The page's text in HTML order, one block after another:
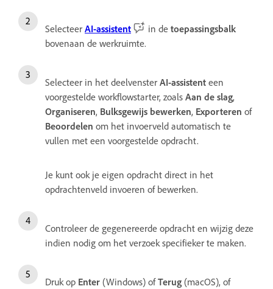
Selecteer AI-assistent in de toepassingsbalk
bovenaan de werkruimte.
Selecteer in het deelvenster AI-assistent een
voorgestelde workflowstarter, zoals Aan de slag,
Organiseren, Bulksgewijs bewerken, Exporteren of
Beoordelen om het invoerveld automatisch te
vullen met een voorgestelde opdracht.
Je kunt ook je eigen opdracht direct in het
opdrachtenveld invoeren of bewerken.
Controleer de gegenereerde opdracht en wijzig deze
indien nodig om het verzoek specifieker te maken.
Druk op Enter (Windows) ofTerug (macOS), of